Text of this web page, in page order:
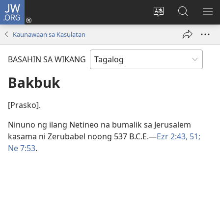
JW.ORG
Baguhin
ng
Mag-
log
bubukas
sa
JW.ORG
Kaunawaan sa Kasulatan
BASAHIN SA WIKANG
Bakbuk
[Prasko].
Ninuno ng ilang Netineo na bumalik sa Jerusalem
kasama ni Zerubabel noong 537 B.C.E.​—Ezr 2:43, 51;
Ne 7:53.